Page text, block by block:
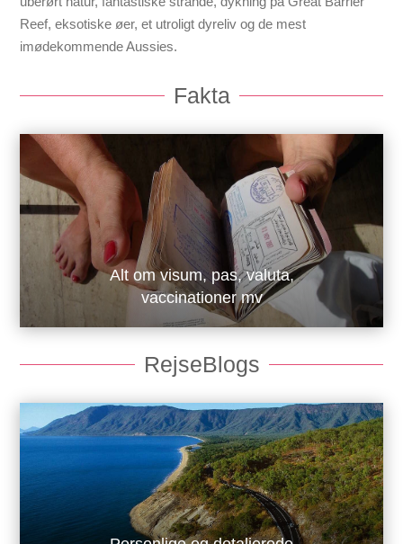
Reef, eksotiske øer, et utroligt dyreliv og de mest
imødekommende Aussies.
Fakta
Alt om visum, pas, valuta,
vaccinationer mv
RejseBlogs